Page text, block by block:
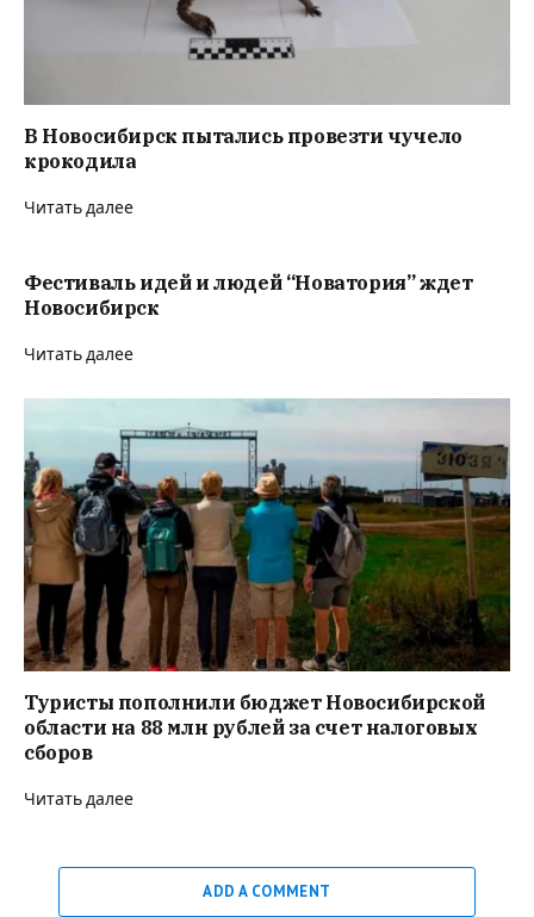
В Новосибирск пытались провезти чучело
крокодила
Читать далее
Фестиваль идей и людей “Новатория” ждет
Новосибирск
Читать далее
Туристы пополнили бюджет Новосибирской
области на 88 млн рублей за счет налоговых
сборов
Читать далее
ADD A COMMENT